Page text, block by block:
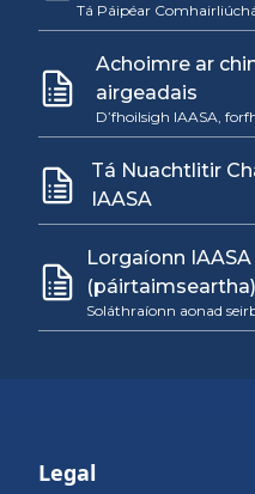
Tá Páipéar
Achoimre ar
airgeadais
D’fhoilsigh IAASA,
Tá Nuachtlitir
IAASA
Lorgaíonn
(páirtaimseartha)
Soláthraíonn aonad
Legal